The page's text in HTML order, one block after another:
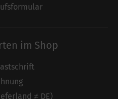
im Shop
≠ DE)